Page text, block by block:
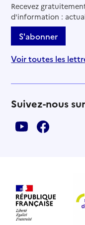
Recevez
d'information :
S'abonner
Voir toutes les
Suivez-nous